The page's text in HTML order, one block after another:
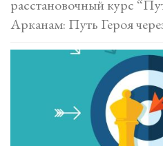
расстановочный курс
Арканам: Путь Героя